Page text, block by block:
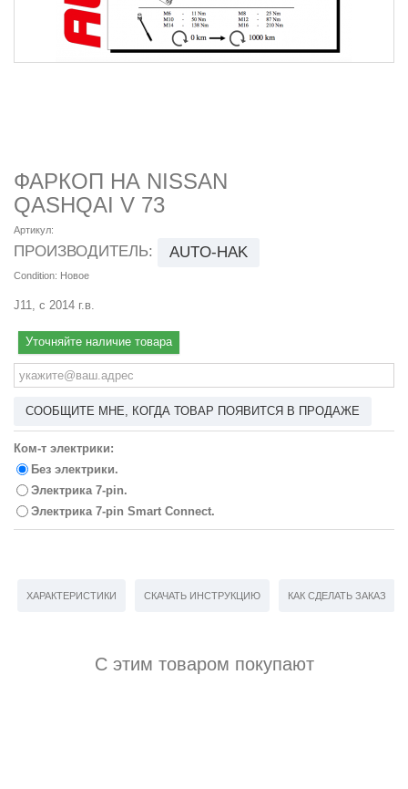
ФАРКОП НА NISSAN
QASHQAI V 73
Артикул:
ПРОИЗВОДИТЕЛЬ: AUTO-HAK
Condition: Новое
J11, с 2014 г.в.
Уточняйте наличие товара
СООБЩИТЕ МНЕ, КОГДА ТОВАР ПОЯВИТСЯ В ПРОДАЖЕ
Ком-т электрики:
Без электрики.
Электрика 7-pin.
Электрика 7-pin Smart Connect.
ХАРАКТЕРИСТИКИ СКАЧАТЬ ИНСТРУКЦИЮ КАК СДЕЛАТЬ ЗАКАЗ
С этим товаром покупают